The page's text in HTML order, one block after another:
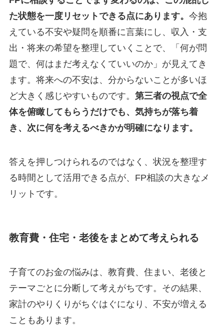
た状態を一度リセットできる点にあります。 今抱
えている不安や疑問を順番に言葉にし、収入・支
出・将来の希望を整理していくことで、「何が問
題で、何はまだ考えなくていいのか」が見えてき
ます。将来への不安は、分からないことが多いほ
ど大きく感じやすいものです。 第三者の視点で全
体を俯瞰してもらうだけでも、気持ちが落ち着
き、次に何を考えるべきかが明確になります。
答えを押しつけられるのではなく、状況を整理す
る時間として活用できる点が、FP相談の大きなメ
リットです。
教育費・住宅・老後をまとめて考えられる
子育てのお金の悩みは、教育費、住まい、老後と
テーマごとに分断して考えがちです。その結果、
家計のやりくりがちぐはぐになり、不安が増える
こともあります。